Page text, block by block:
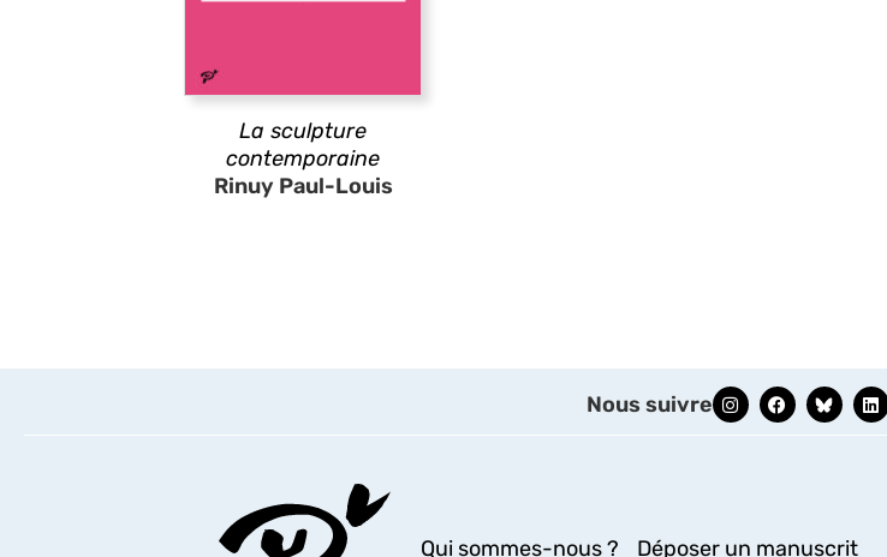
La sculpture
contemporaine
Rinuy Paul-Louis
Nous suivre
Qui sommes-nous ? Déposer un manuscrit